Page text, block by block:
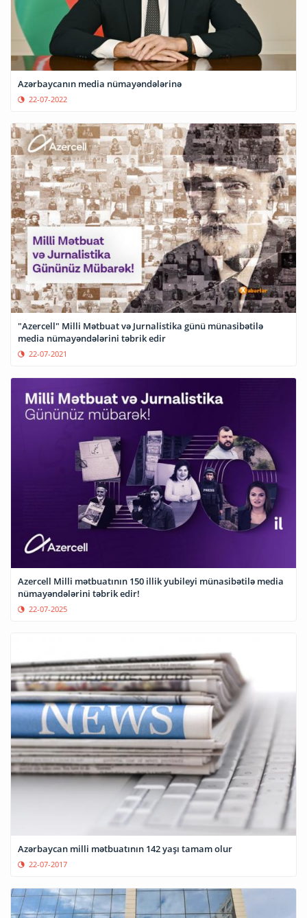
Azərbaycanın media nümayəndələrinə
22-07-2022
"Azercell" Milli Mətbuat və Jurnalistika günü münasibətilə
media nümayəndələrini təbrik edir
22-07-2021
Azercell Milli mətbuatının 150 illik yubileyi münasibətilə media
nümayəndələrini təbrik edir!
22-07-2025
Azərbaycan milli mətbuatının 142 yaşı tamam olur
22-07-2017